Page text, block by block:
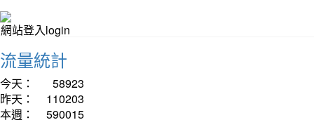
網站登入login
流量統計
今天：
58923
昨天：
110203
本週：
590015